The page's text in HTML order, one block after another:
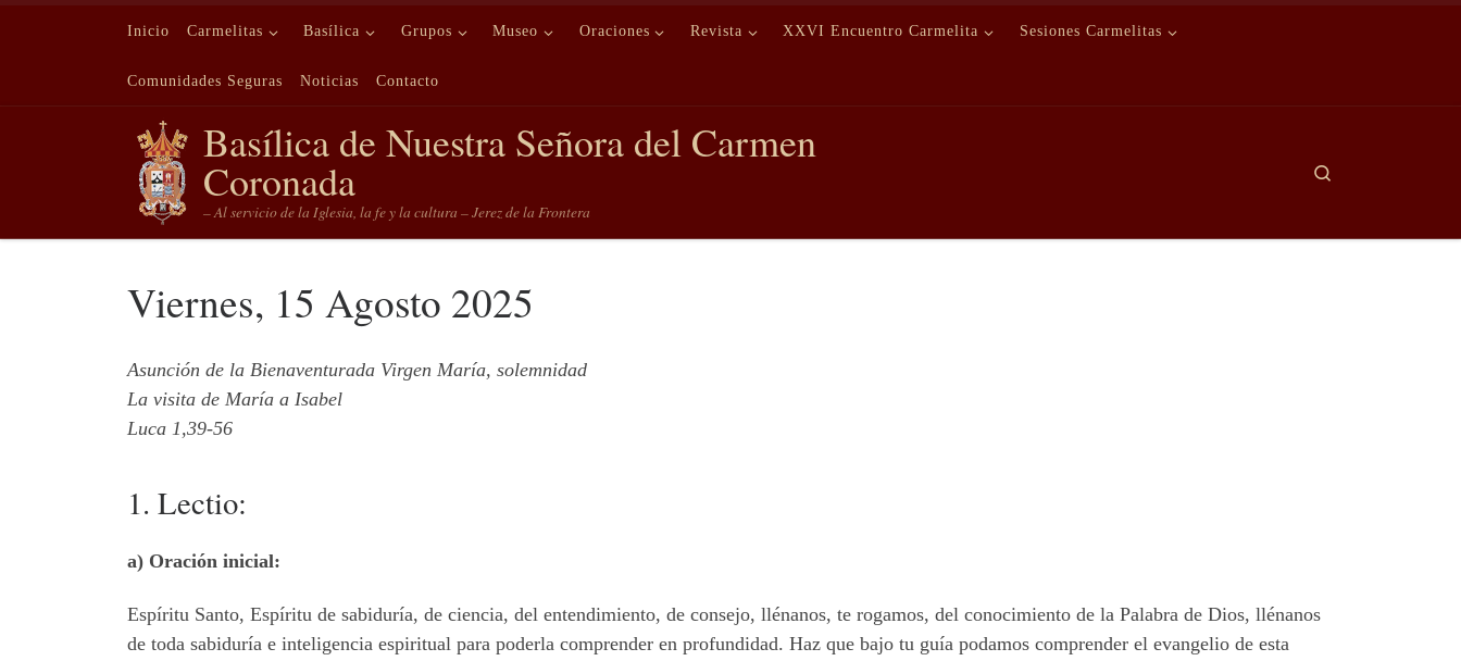
Saltar al contenido
Inicio Carmelitas Basílica Grupos Museo Oraciones Revista XXVI Encuentro Carmelita Sesiones Carmelitas
Comunidades Seguras Noticias Contacto
Basílica de Nuestra Señora del Carmen
Coronada
– Al servicio de la Iglesia, la fe y la cultura – Jerez de la Frontera
Viernes, 15 Agosto 2025
Asunción de la Bienaventurada Virgen María, solemnidad
La visita de María a Isabel
Luca 1,39-56
1. Lectio:
a) Oración inicial:
Espíritu Santo, Espíritu de sabiduría, de ciencia, del entendimiento, de consejo, llénanos, te rogamos, del conocimiento de la Palabra de Dios, llénanos
de toda sabiduría e inteligencia espiritual para poderla comprender en profundidad. Haz que bajo tu guía podamos comprender el evangelio de esta